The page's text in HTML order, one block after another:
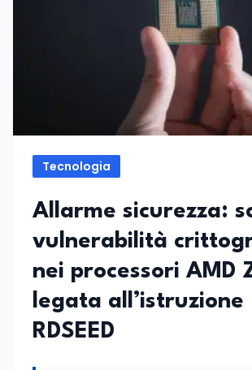
Tecnologia
Allarme sicurezza:
vulnerabilità
nei processori AMD
legata all’istruzione
RDSEED